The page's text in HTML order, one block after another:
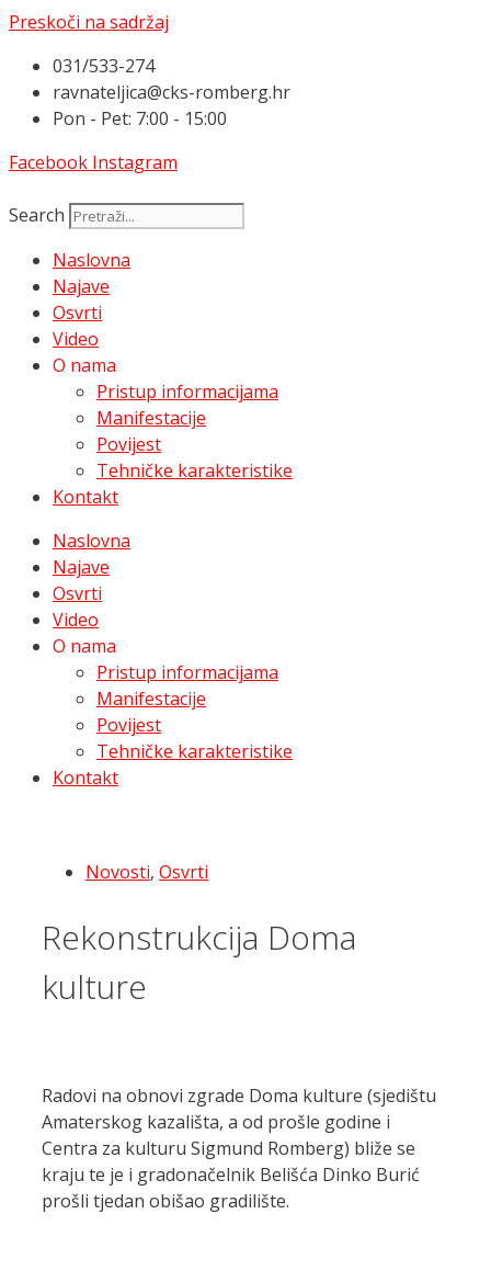
Preskoči na sadržaj
031/533-274
ravnateljica@cks-romberg.hr
Pon - Pet: 7:00 - 15:00
Facebook Instagram
Search
Naslovna
Najave
Osvrti
Video
O nama
Pristup informacijama
Manifestacije
Povijest
Tehničke karakteristike
Kontakt
Naslovna
Najave
Osvrti
Video
O nama
Pristup informacijama
Manifestacije
Povijest
Tehničke karakteristike
Kontakt
Novosti, Osvrti
Rekonstrukcija Doma
kulture
Radovi na obnovi zgrade Doma kulture (sjedištu
Amaterskog kazališta, a od prošle godine i
Centra za kulturu Sigmund Romberg) bliže se
kraju te je i gradonačelnik Belišća Dinko Burić
prošli tjedan obišao gradilište.